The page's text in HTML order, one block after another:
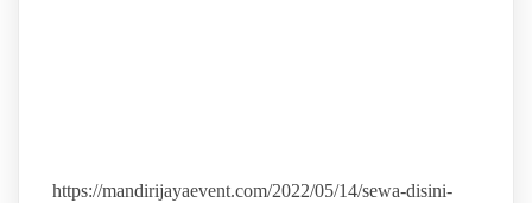
https://mandirijayaevent.com/2022/05/14/sewa-disini-